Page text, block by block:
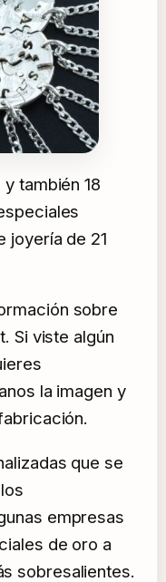
también 18
joyería de 21
sobre
Si viste algún
la imagen y
que se
empresas
de oro a
sobresalientes.